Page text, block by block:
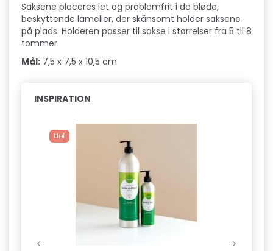
Saksene placeres let og problemfrit i de bløde,
beskyttende lameller, der skånsomt holder saksene
på plads. Holderen passer til sakse i størrelser fra 5 til 8
tommer.
Mål: 7,5 x 7,5 x 10,5 cm
INSPIRATION
Hot